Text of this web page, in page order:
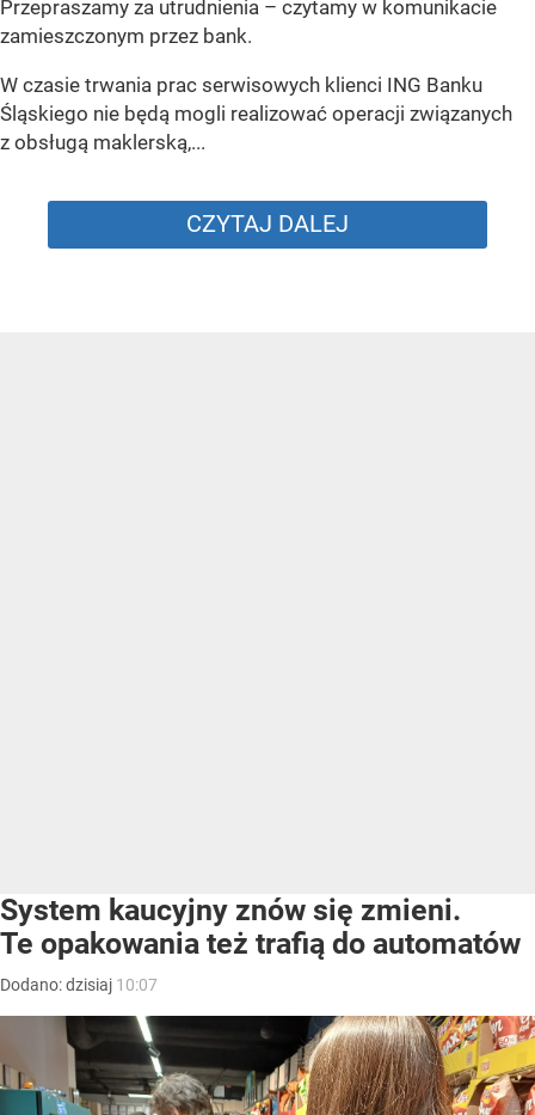
Przepraszamy za utrudnienia – czytamy w komunikacie
zamieszczonym przez bank.
W czasie trwania prac serwisowych klienci ING Banku
Śląskiego nie będą mogli realizować operacji związanych
z obsługą maklerską,...
CZYTAJ DALEJ
System kaucyjny znów się zmieni.
Te opakowania też trafią do automatów
Dodano:dzisiaj 10:07